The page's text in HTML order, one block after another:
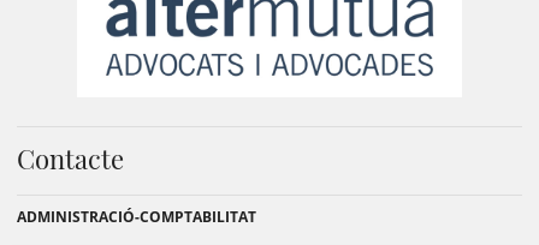
Contacte
ADMINISTRACIÓ-COMPTABILITAT